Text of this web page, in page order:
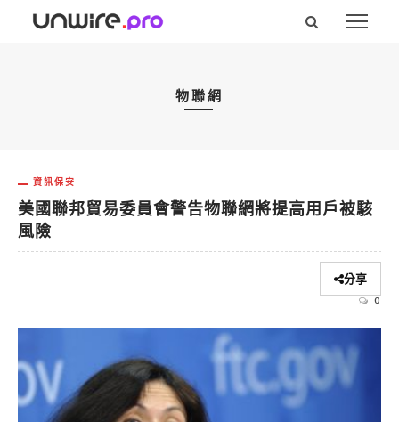
物聯網
資訊保安
美國聯邦貿易委員會警告物聯網將提高用戶被駭
風險
分享
0